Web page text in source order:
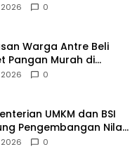
2026 0
Warga Antre Beli
Pangan Murah di
Tiga
2026 0
UMKM dan BSI
Pengembangan Nilam
Bersama PT Razma Agro
2026 0